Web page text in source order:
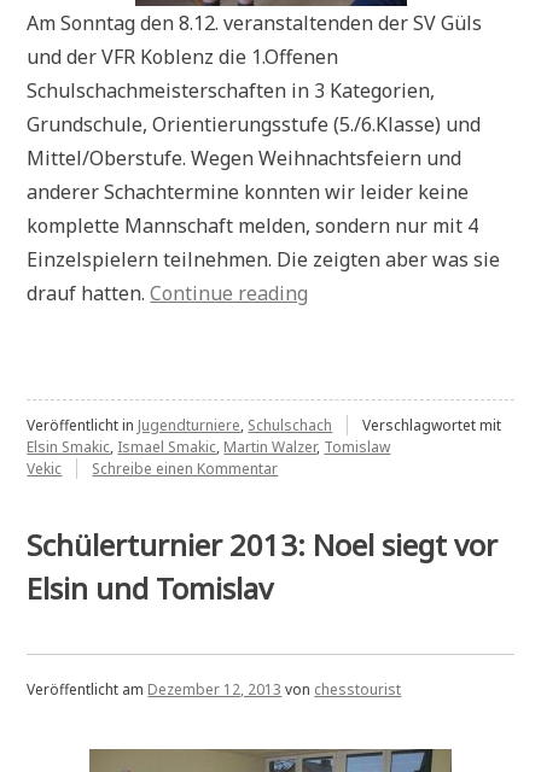
Am Sonntag den 8.12. veranstaltenden der SV Güls
und der VFR Koblenz die 1.Offenen
Schulschachmeisterschaften in 3 Kategorien,
Grundschule, Orientierungsstufe (5./6.Klasse) und
Mittel/Oberstufe. Wegen Weihnachtsfeiern und
anderer Schachtermine konnten wir leider keine
komplette Mannschaft melden, sondern nur mit 4
Einzelspielern teilnehmen. Die zeigten aber was sie
drauf hatten.Continue reading
Koblenzer
Schulschachmeister“
Veröffentlicht in Jugendturniere, Schulschach
Verschlagwortet mit
Elsin Smakic, Ismael Smakic, Martin Walzer, Tomislaw
Vekic
Schreibe einen Kommentarzu
ist
Koblenzer
Schülerturnier 2013: Noel siegt vor
Elsin und Tomislav
Veröffentlicht am Dezember 12, 2013 von chesstourist